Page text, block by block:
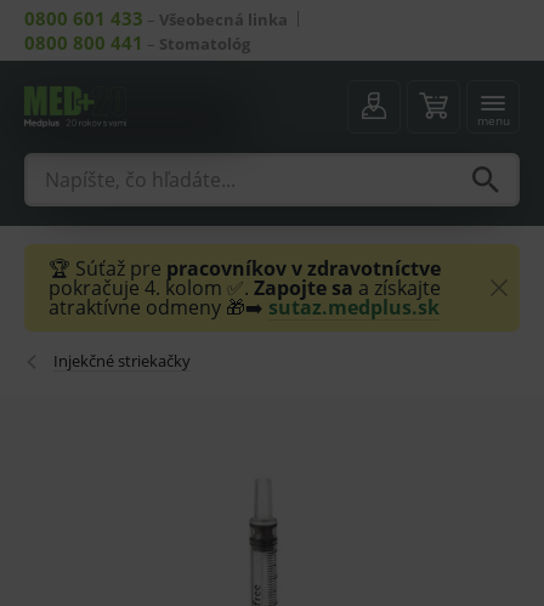
0800 601 433 – Všeobecná linka
0800 800 441 – Stomatológ
menu
🏆 Súťaž pre pracovníkov v zdravotníctve
pokračuje 4. kolom ✅. Zapojte sa a získajte
atraktívne odmeny 🎁➡️ sutaz.medplus.sk
Injekčné striekačky